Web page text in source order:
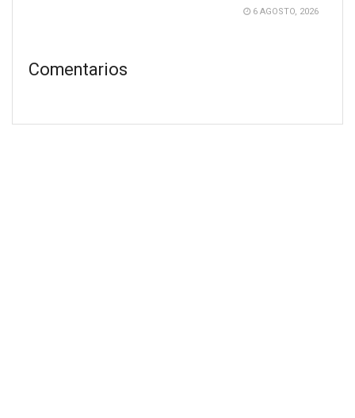
6 AGOSTO, 2026
Comentarios